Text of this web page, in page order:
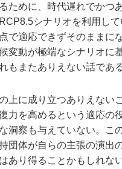
ために、時代遅れでかつ
シナリオを利用して
で適応できずそのままに
変動が極端なシナリオに
もまたありえない話である
上に成り立つありえない
力を高めるという適応の
洞察も与えていない。こ
団体が自らの主張の演出
あり得ることかもしれな